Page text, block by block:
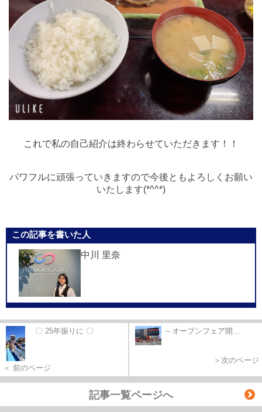
これで私の自己紹介は終わらせていただきます！！
パワフルに頑張っていきますので今後ともよろしくお願い
いたします(*^^*)
この記事を書いた人
中川 里奈
〇 25年振りに 〇
＜ 前のページ
～オープンフェア開...
＞次のページ
記事一覧ページへ